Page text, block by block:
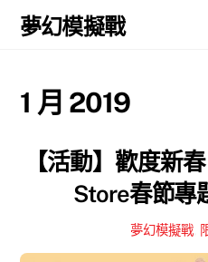
Skip
夢幻模擬戰
1 月 2019
【活動】歡度新
Store春節專
夢幻模擬戰,